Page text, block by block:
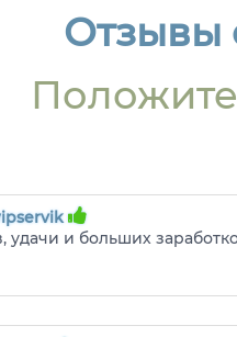
Отзывы
удачи и больших